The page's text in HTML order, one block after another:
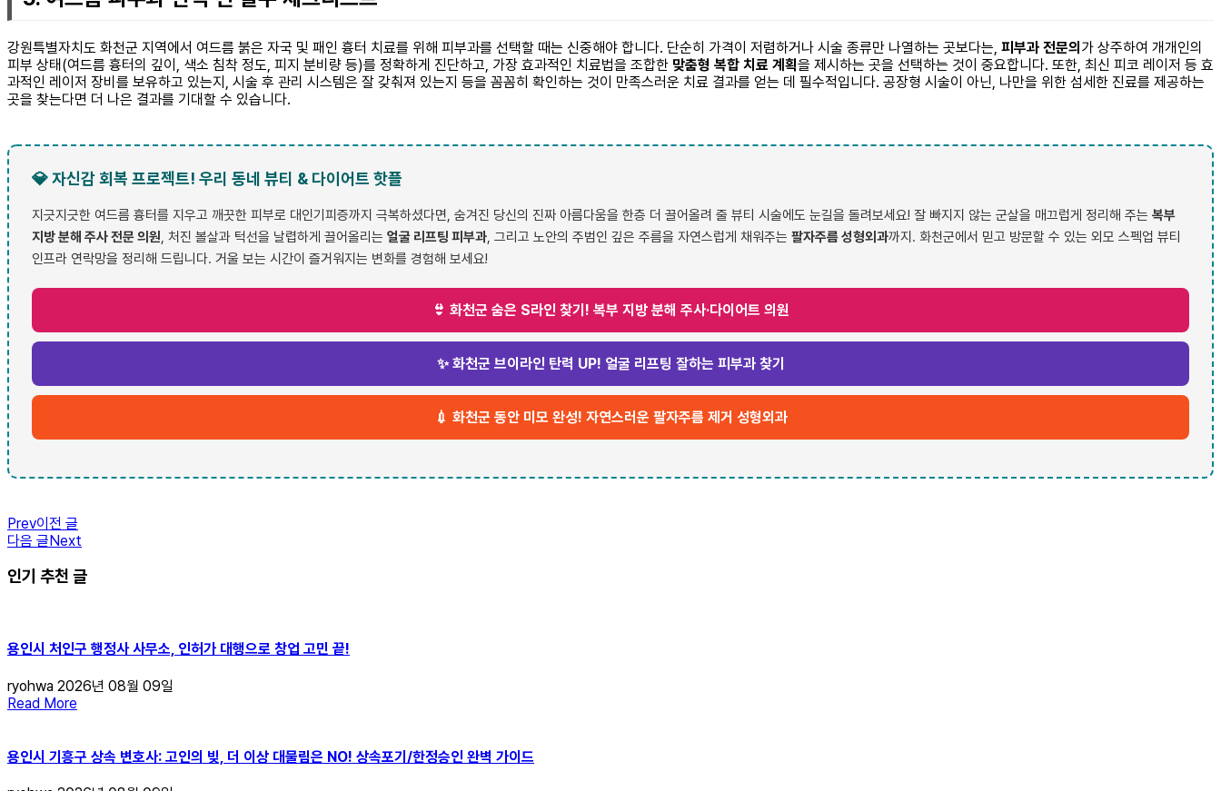
강원특별자치도 화천군 지역에서 여드름 붉은 자국 및 패인 흉터 치료를 위해 피부과를 선택할 때는 신중해야 합니다. 단순히 가격이 저렴하거나 시술 종류만 나열하는 곳보다는, 피부과 전문의 가 상주하여 개개인의
피부 상태(여드름 흉터의 깊이, 색소 침착 정도, 피지 분비량 등)를 정확하게 진단하고, 가장 효과적인 치료법을 조합한 맞춤형 복합 치료 계획을 제시하는 곳을 선택하는 것이 중요합니다. 또한, 최신 피코 레이저 등 효
과적인 레이저 장비를 보유하고 있는지, 시술 후 관리 시스템은 잘 갖춰져 있는지 등을 꼼꼼히 확인하는 것이 만족스러운 치료 결과를 얻는 데 필수적입니다. 공장형 시술이 아닌, 나만을 위한 섬세한 진료를 제공하는
곳을 찾는다면 더 나은 결과를 기대할 수 있습니다.
💎 자신감 회복 프로젝트! 우리 동네 뷰티 & 다이어트 핫플
지긋지긋한 여드름 흉터를 지우고 깨끗한 피부로 대인기피증까지 극복하셨다면, 숨겨진 당신의 진짜 아름다움을 한층 더 끌어올려 줄 뷰티 시술에도 눈길을 돌려보세요! 잘 빠지지 않는 군살을 매끄럽게 정리해 주는 복부
지방 분해 주사 전문 의원 , 처진 볼살과 턱선을 날렵하게 끌어올리는 얼굴 리프팅 피부과 , 그리고 노안의 주범인 깊은 주름을 자연스럽게 채워주는 팔자주름 성형외과까지. 화천군에서 믿고 방문할 수 있는 외모 스펙업 뷰티
인프라 연락망을 정리해 드립니다. 거울 보는 시간이 즐거워지는 변화를 경험해 보세요!
👙 화천군 숨은 S라인 찾기! 복부 지방 분해 주사·다이어트 의원
✨ 화천군 브이라인 탄력 UP! 얼굴 리프팅 잘하는 피부과 찾기
💉 화천군 동안 미모 완성! 자연스러운 팔자주름 제거 성형외과
Prev이전 글
다음 글Next
인기 추천 글
용인시 처인구 행정사 사무소, 인허가 대행으로 창업 고민 끝!
ryohwa 2026년 08월 09일
Read More
용인시 기흥구 상속 변호사: 고인의 빚, 더 이상 대물림은 NO! 상속포기/한정승인 완벽 가이드